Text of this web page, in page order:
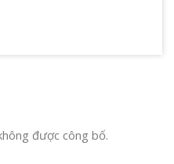
được công bố.